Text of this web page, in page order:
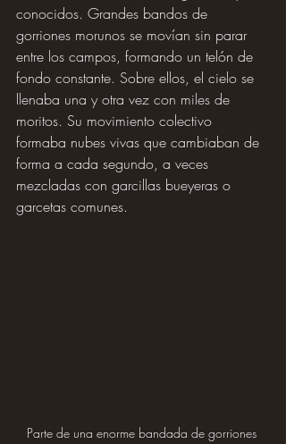
conocidos. Grandes bandos de
gorriones morunos se movían sin parar
entre los campos, formando un telón de
fondo constante. Sobre ellos, el cielo se
llenaba una y otra vez con miles de
moritos. Su movimiento colectivo
formaba nubes vivas que cambiaban de
forma a cada segundo, a veces
mezcladas con garcillas bueyeras o
garcetas comunes.
Parte de una enorme bandada de gorriones